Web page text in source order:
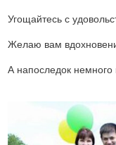
Угощайтесь с
Желаю вам
А напоследок немного